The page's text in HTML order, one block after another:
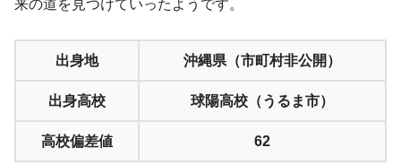
来の道を見つけていったようです。
出身地 沖縄県（市町村非公開）
出身高校 球陽高校（うるま市）
高校偏差値 62